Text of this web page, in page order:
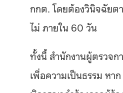
กกต. โดยต้องวินิจฉัยต
ไม่ ภายใน 60 วัน
ทั้งนี้ สำนักงานผู้ตรวจก
เพื่อความเป็นธรรม หา